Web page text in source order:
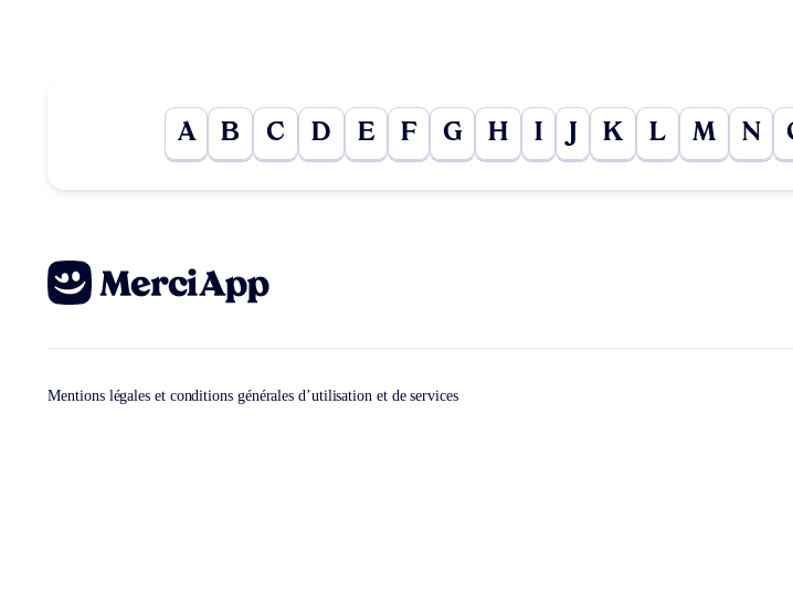
A B C D E F G H I K L M N
Mentions légales et conditions générales d’utilisation et de services